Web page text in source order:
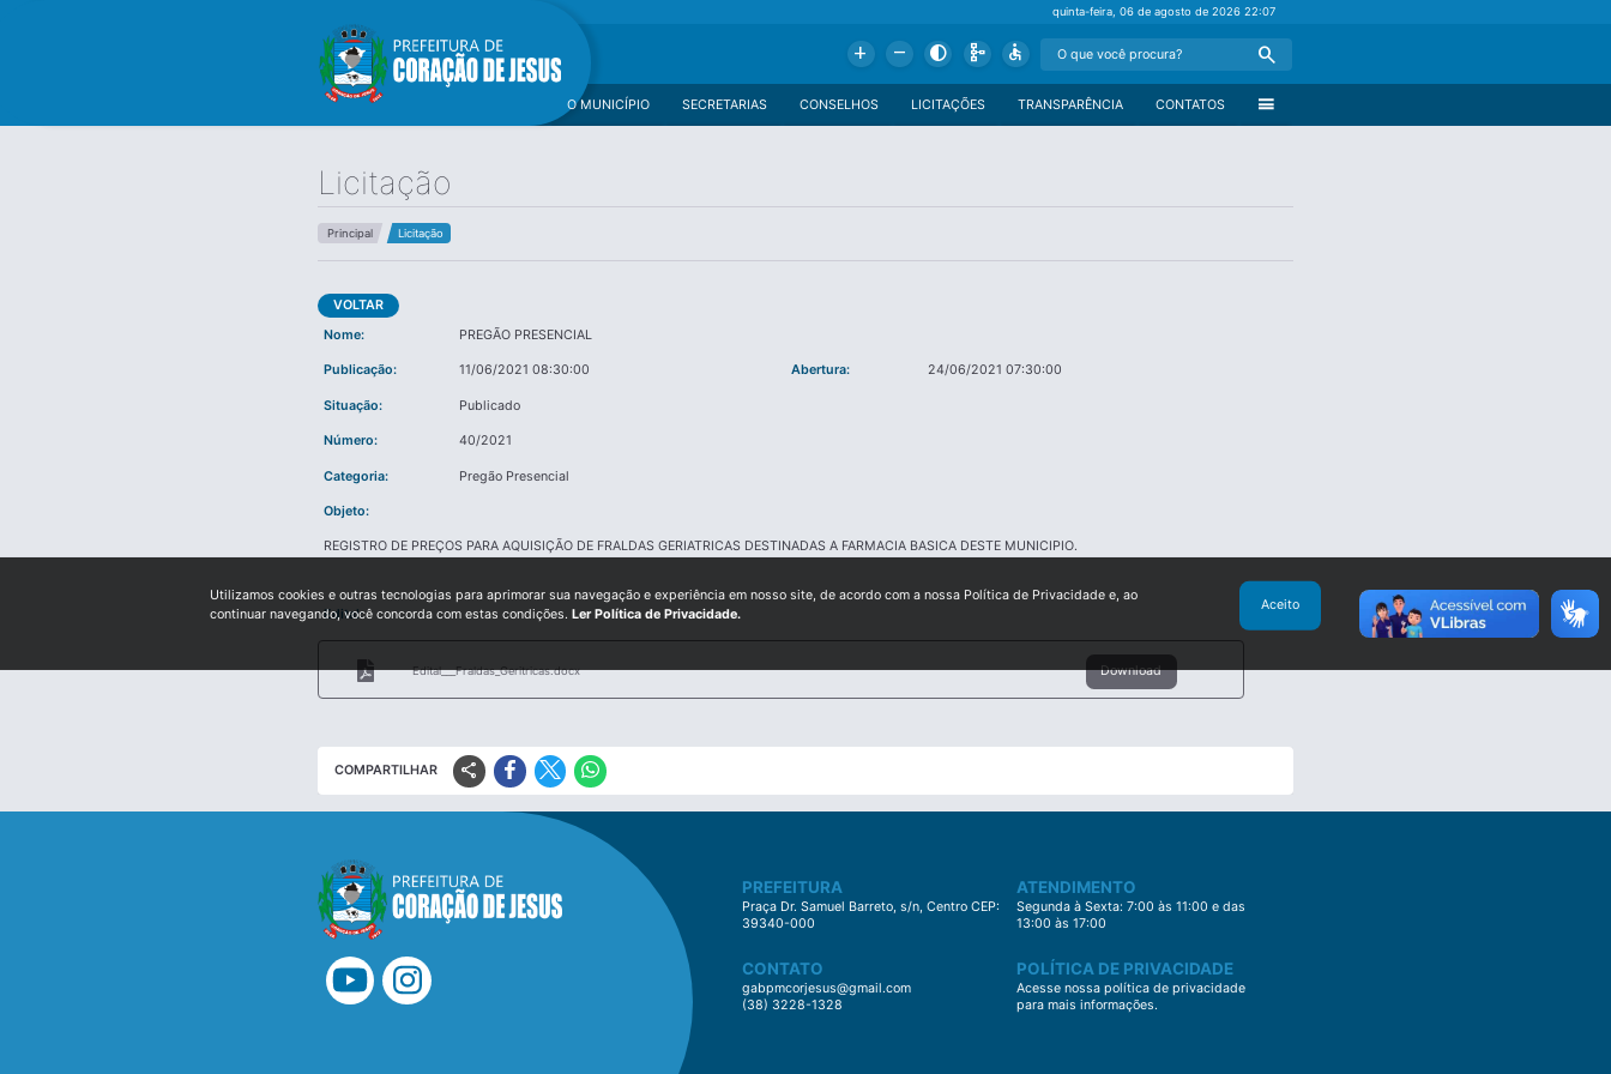
quinta-feira, 06 de agosto de 202622:07
Add Remove Contrast Schema Accessible Search
menu
CONTATOS
TRANSPARÊNCIA
LICITAÇÕES
CONSELHOS
SECRETARIAS
O MUNICÍPIO
Licitação
Principal Licitação
VOLTAR
Nome:
PREGÃO PRESENCIAL
Publicação: 11/06/2021 08:30:00 Abertura: 24/06/2021 07:30:00
Situação: Publicado
Número: 40/2021
Categoria: Pregão Presencial
Objeto:
REGISTRO DE PREÇOS PARA AQUISIÇÃO DE FRALDAS GERIATRICAS DESTINADAS A FARMACIA BASICA DESTE MUNICIPIO.
Edital:
Edital___Fraldas_Geritricas.docx Download
COMPARTILHAR share
PREFEITURA
Praça Dr. Samuel Barreto, s/n, Centro CEP:
39340-000
ATENDIMENTO
Segunda à Sexta: 7:00 às 11:00 e das
13:00 às 17:00
CONTATO
gabpmcorjesus@gmail.com
(38) 3228-1328
POLÍTICA DE PRIVACIDADE
Acesse nossa política de privacidade
para mais informações.
Utilizamos cookies e outras tecnologias para aprimorar sua navegação e experiência em nosso site, de acordo com a nossa Política de Privacidade e, ao
continuar navegando, você concorda com estas condições. Ler Política de Privacidade.
Aceito